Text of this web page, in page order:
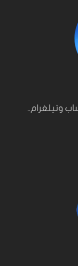
وتيلغرام..